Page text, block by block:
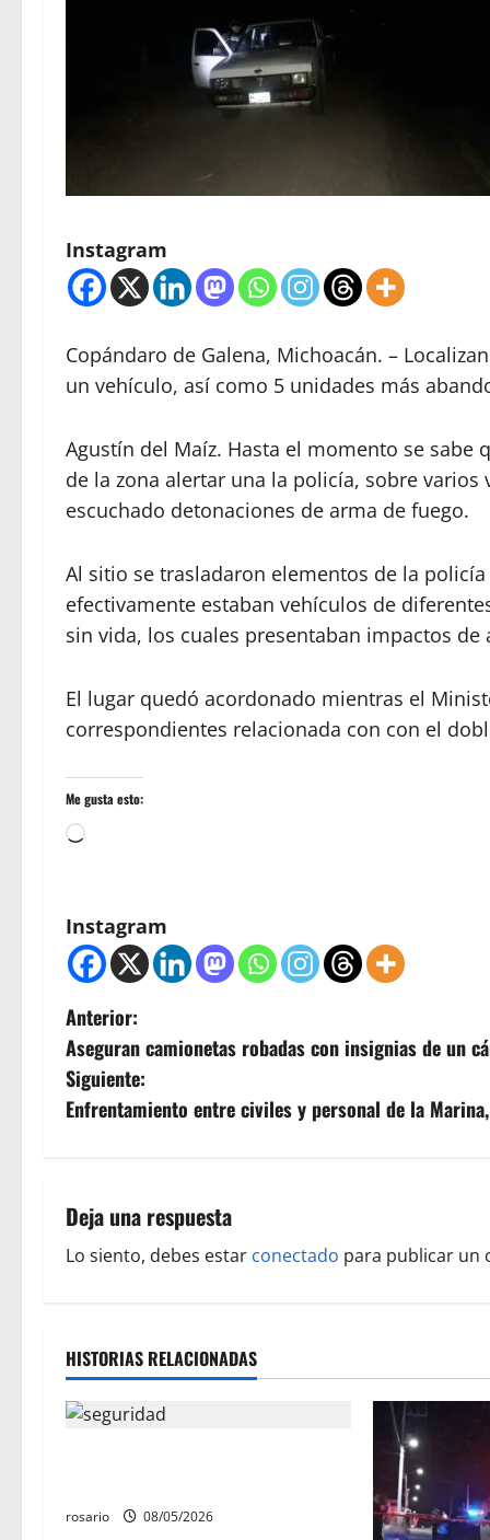
Instagram
Copándaro de Galena, Michoacán. –
un vehículo, así como 5 unidades más
Agustín del Maíz. Hasta el momento se sabe
de la zona alertar una la policía, sobre
escuchado detonaciones de arma de fuego.
Al sitio se trasladaron elementos de la
efectivamente estaban vehículos de
sin vida, los cuales presentaban impactos
El lugar quedó acordonado mientras el
correspondientes relacionada con con el
Me gusta esto:
Cargando...
Instagram
N
a
v
g
a
i
ó
e
Anterior:
Aseguran camionetas robadas con insignias de un
Siguiente:
Enfrentamiento entre civiles y personal de la
Deja una respuesta
Lo siento, debes estar conectado para publicar un
HISTORIAS RELACIONADAS
rosario 08/05/2026